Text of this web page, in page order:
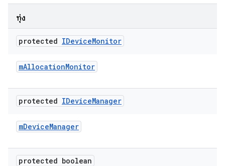
ทุ่ง
protected IDeviceMonitor
mAllocationMonitor
protected IDeviceManager
mDeviceManager
protected boolean